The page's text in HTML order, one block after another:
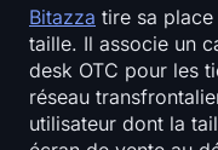
Bitazza tire sa
taille. Il associe un
desk OTC pour les
réseau
utilisateur dont la